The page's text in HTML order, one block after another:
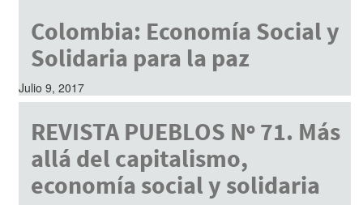
Colombia: Economía Social y
Solidaria para la paz
Julio 9, 2017
REVISTA PUEBLOS Nº 71. Más
allá del capitalismo,
economía social y solidaria